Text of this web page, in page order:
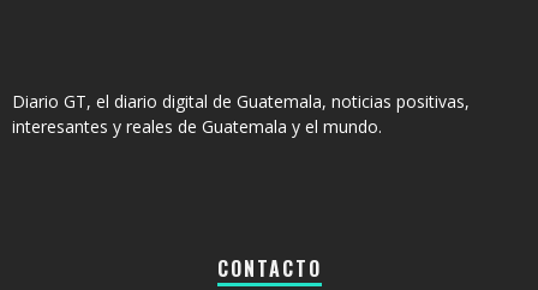
Diario GT, el diario digital de Guatemala, noticias positivas,
interesantes y reales de Guatemala y el mundo.
CONTACTO